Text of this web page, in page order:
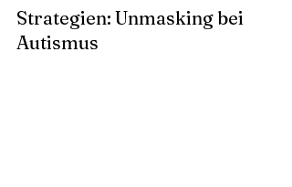
Strategien: Unmasking bei
Autismus